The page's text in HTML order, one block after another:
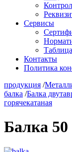
Сервисы
Контакты
Политика
продукция /
балка /Балка
горячекатаная
Балка